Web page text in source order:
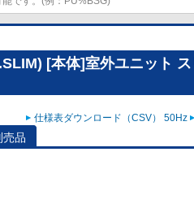
[本体]室外ユニット
仕様表ダウンロード（CSV） 50Hz
売品